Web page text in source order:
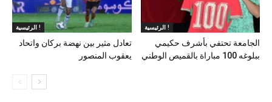
الرئيسية !
تعادل مثير بين نهضة بركان واتحاد
يعقوب المنصور
الرئيسية !
الجامعة تحتفي بأشرف حكيمي
ببلوغه 100 مباراة بالقميص الوطني